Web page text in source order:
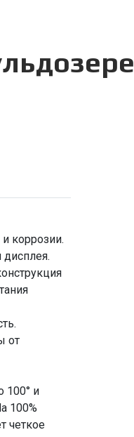
коррозии.
от
100° и
100%
четкое